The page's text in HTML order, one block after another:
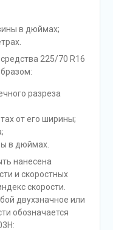
в дюймах;
225/70 R16
разреза
от его ширины;
в дюймах.
нанесена
и скоростных
скорости.
двухзначное или
обозначается